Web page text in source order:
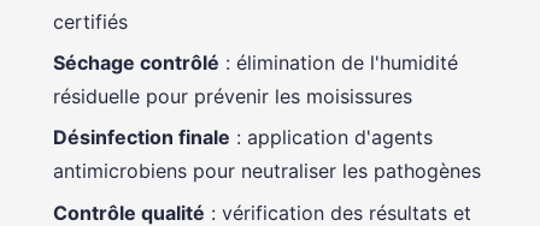
certifiés
Séchage contrôlé : élimination de l'humidité
résiduelle pour prévenir les moisissures
Désinfection finale : application d'agents
antimicrobiens pour neutraliser les pathogènes
Contrôle qualité : vérification des résultats et